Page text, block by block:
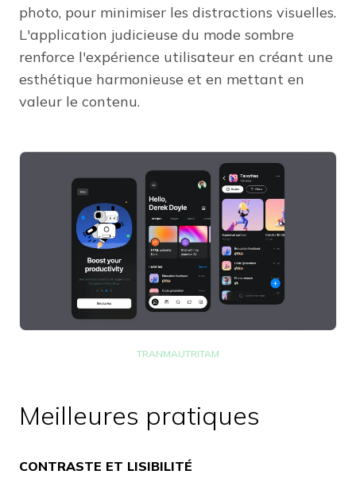
photo, pour minimiser les distractions visuelles.
L'application judicieuse du mode sombre
renforce l'expérience utilisateur en créant une
esthétique harmonieuse et en mettant en
valeur le contenu.
TRANMAUTRITAM
Meilleures pratiques
CONTRASTE ET LISIBILITÉ